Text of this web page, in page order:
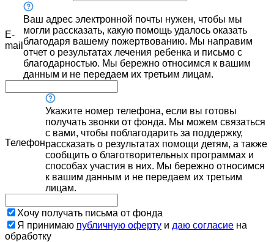
E-
mail
Ваш адрес электронной почты нужен, чтобы мы
могли рассказать, какую помощь удалось оказать
благодаря вашему пожертвованию. Мы направим
отчет о результатах лечения ребенка и письмо с
благодарностью. Мы бережно относимся к вашим
данным и не передаем их третьим лицам.
Телефон
Укажите номер телефона, если вы готовы
получать звонки от фонда. Мы можем связаться
с вами, чтобы поблагодарить за поддержку,
рассказать о результатах помощи детям, а также
сообщить о благотворительных программах и
способах участия в них. Мы бережно относимся
к вашим данным и не передаем их третьим
лицам.
Хочу получать письма от фонда
Я принимаю публичную оферту и даю согласие на
обработку